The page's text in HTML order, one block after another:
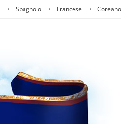
Spagnolo Francese Coreano